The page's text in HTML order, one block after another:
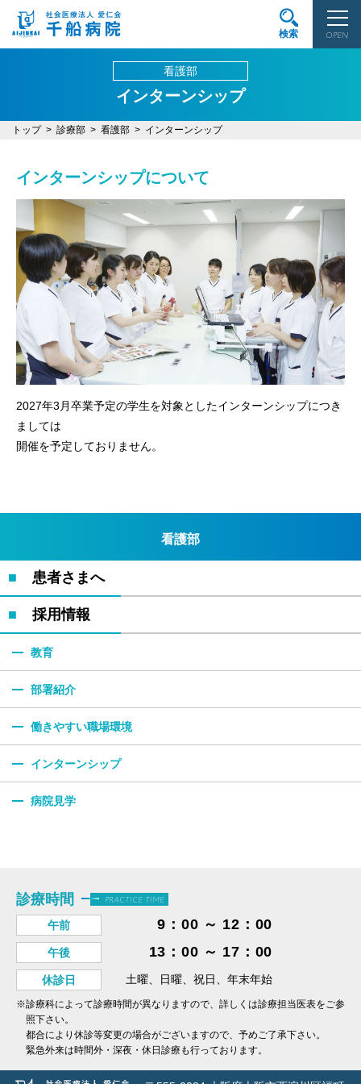
OPEN
検索
看護部
インターンシップ
トップ 診療部 看護部 インターンシップ
インターンシップについて
2027年3月卒業予定の学生を対象としたインターンシップにつき
ましては
開催を予定しておりません。
看護部
患者さまへ
採用情報
教育
部署紹介
働きやすい職場環境
インターンシップ
病院見学
診療時間 PRACTICE TIME
午前 9：00 ～ 12：00
午後 13：00 ～ 17：00
休診日 土曜、日曜、祝日、年末年始
※診療科によって診療時間が異なりますので、詳しくは診療担当医表をご参
照下さい。
都合により休診等変更の場合がございますので、予めご了承下さい。
緊急外来は時間外・深夜・休日診療も行っております。